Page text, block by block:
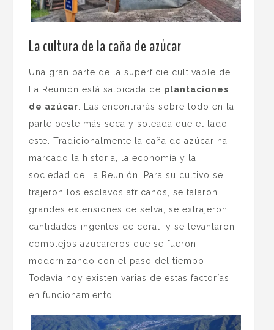
La cultura de la caña de azúcar
Una gran parte de la superficie cultivable de
La Reunión está salpicada de plantaciones
de azúcar . Las encontrarás sobre todo en la
parte oeste más seca y soleada que el lado
este. Tradicionalmente la caña de azúcar ha
marcado la historia, la economía y la
sociedad de La Reunión. Para su cultivo se
trajeron los esclavos africanos, se talaron
grandes extensiones de selva, se extrajeron
cantidades ingentes de coral, y se levantaron
complejos azucareros que se fueron
modernizando con el paso del tiempo.
Todavía hoy existen varias de estas factorías
en funcionamiento.